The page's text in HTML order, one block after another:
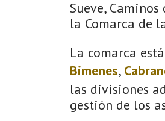
Sueve,
la Comarca de
La comarca
Bimenes,
las divisiones
gestión de los